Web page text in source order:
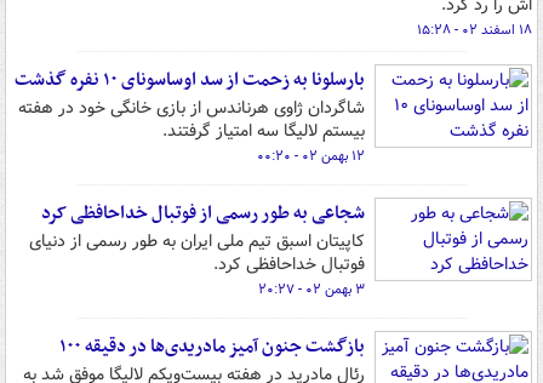
۱۸ اسفند ۰۲ - ۱۵:۲۸
بارسلونا به زحمت از سد اوساسونای ۱۰ نفره گذشت
شاگردان ژاوی هرناندس از بازی خانگی خود در هفته
بیستم لالیگا سه امتیاز گرفتند.
۱۲ بهمن ۰۲ - ۰۰:۲۰
شجاعی به طور رسمی از فوتبال خداحافظی کرد
کاپیتان اسبق تیم ملی ایران به طور رسمی از دنیای
فوتبال خداحافظی کرد.
۳ بهمن ۰۲ - ۲۰:۲۷
بازگشت جنون آمیز مادریدی‌ها در دقیقه ۱۰۰
رئال مادرید در هفته بیست‌ویکم لالیگا موفق شد به